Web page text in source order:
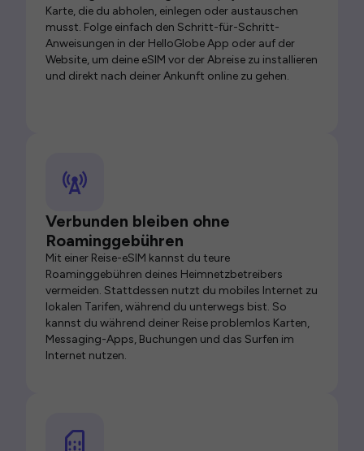
Karte, die du abholen, einlegen oder austauschen
musst. Folge einfach den Schritt-für-Schritt-
Anweisungen in der HelloGlobe App oder auf der
Website, um deine eSIM vor der Abreise zu installieren
und direkt nach deiner Ankunft online zu gehen.
Verbunden bleiben ohne
Roaminggebühren
Mit einer Reise-eSIM kannst du teure
Roaminggebühren deines Heimnetzbetreibers
vermeiden. Stattdessen nutzt du mobiles Internet zu
lokalen Tarifen, während du unterwegs bist. So
kannst du während deiner Reise problemlos Karten,
Messaging-Apps, Buchungen und das Surfen im
Internet nutzen.